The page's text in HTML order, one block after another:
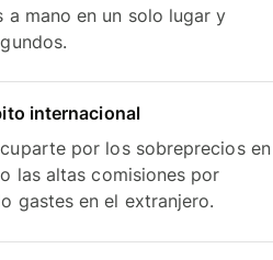
a mano en un solo lugar y
internacional
por los sobreprecios en
las altas comisiones por
gastes en el extranjero.